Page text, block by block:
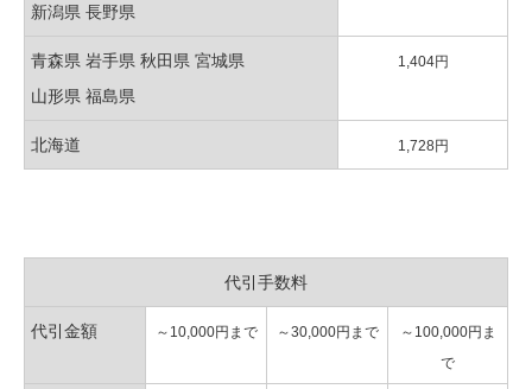
新潟県 長野県
青森県 岩手県 秋田県 宮城県
山形県 福島県
1,404円
北海道 1,728円
代引手数料
代引金額 ～10,000円まで ～30,000円まで
～100,000円ま
で